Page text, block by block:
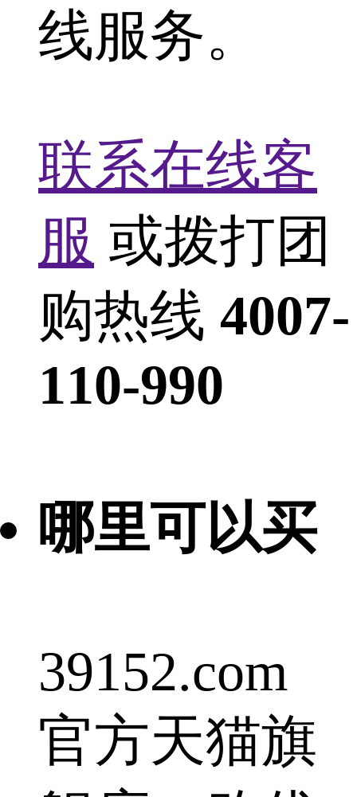
线服务。
联系在线客
服 或拨打团
购热线 4007-
110-990
哪里可以买
39152.com
官方天猫旗